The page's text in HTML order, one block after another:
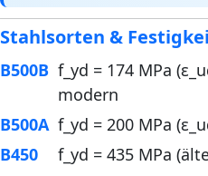
Stahlsorten &
B500B f_yd = 174 MPa
modern
B500A f_yd = 200 MPa
B450
f_yd = 435 MPa